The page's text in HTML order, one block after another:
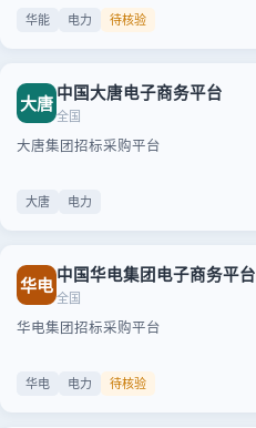
华能 电力 待核验
大唐 中国大唐电子商务平台
全国
大唐集团招标采购平台
大唐 电力
华电 中国华电集团电子商务平台
全国
华电集团招标采购平台
华电 电力 待核验